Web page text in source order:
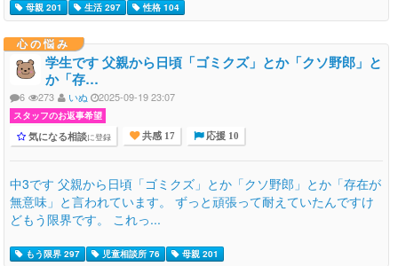
母親 201
生活 297 性格 104
心の悩み
学生です 父親から日頃「ゴミクズ」とか「クソ野郎」と
か「存…
6 273 いぬ 2025-09-19 23:07
スタッフのお返事希望
気になる相談に登録 共感 17 応援 10
中3です 父親から日頃「ゴミクズ」とか「クソ野郎」とか「存在が
無意味」と言われています。 ずっと頑張って耐えていたんですけ
どもう限界です。 これっ...
もう限界 297 児童相談所 76 母親 201